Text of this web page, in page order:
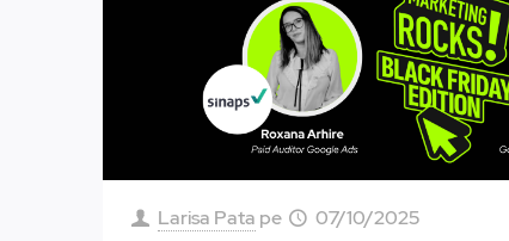
Larisa Pata pe 07/10/2025